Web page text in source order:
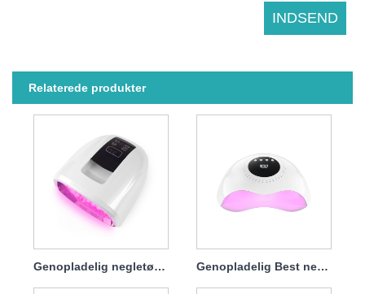
Relaterede produkter
Genopladelig negletørrer UV-lampe 90w Genopladelig Best negletørrerlampe 120w